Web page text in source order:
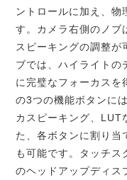
ントロールに加え、物
す。 カメラ右側のノブ
スピーキングの調整が
ブでは、ハイライトの
に完璧なフォーカスを
の3つの機能ボタンに
カスピーキング、LUT
た、各ボタンに割り当
も可能です。 タッチス
のヘッドアップディス